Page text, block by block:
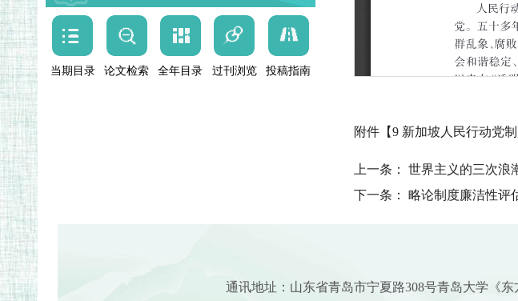
当期目录 论文检索 全年目录 过刊浏览 投稿指南
附件【9 新加坡人民行动党
上一条：
世界主义的三次浪
下一条：
略论制度廉洁性评
通讯地址：山东省青岛市宁夏路308号青岛大学《